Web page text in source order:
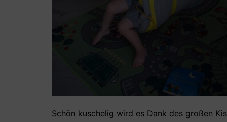
Schön kuschelig wird es Dank des großen